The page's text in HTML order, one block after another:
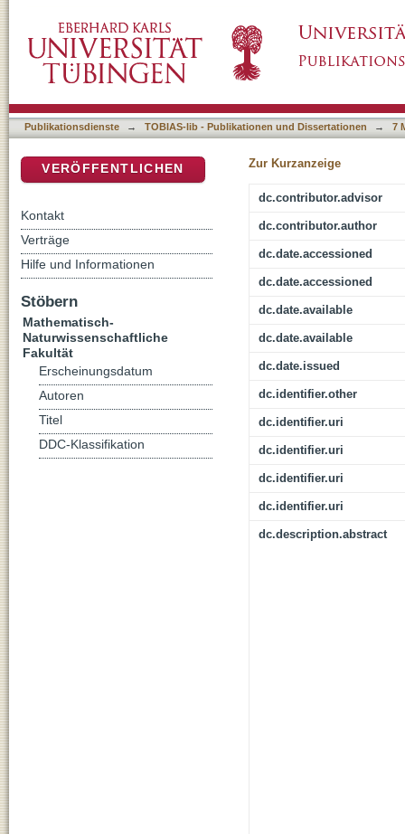
Publikationsdienste → TOBIAS-lib - Publikationen und Dissertationen → 7
Zur Kurzanzeige
dc.contributor.advisor
dc.contributor.author
dc.date.accessioned
dc.date.accessioned
dc.date.available
dc.date.available
dc.date.issued
dc.identifier.other
dc.identifier.uri
dc.identifier.uri
dc.identifier.uri
dc.identifier.uri
dc.description.abstract
VERÖFFENTLICHEN
Kontakt
Verträge
Hilfe und Informationen
Stöbern
Mathematisch-
Naturwissenschaftliche
Fakultät
Erscheinungsdatum
Autoren
Titel
DDC-Klassifikation